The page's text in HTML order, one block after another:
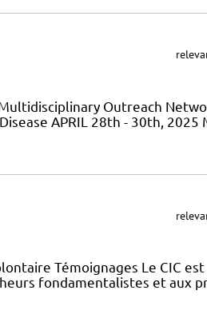
Outreach
APRIL 28th - 30th, 2025
Témoignages Le CIC
fondamentalistes et aux